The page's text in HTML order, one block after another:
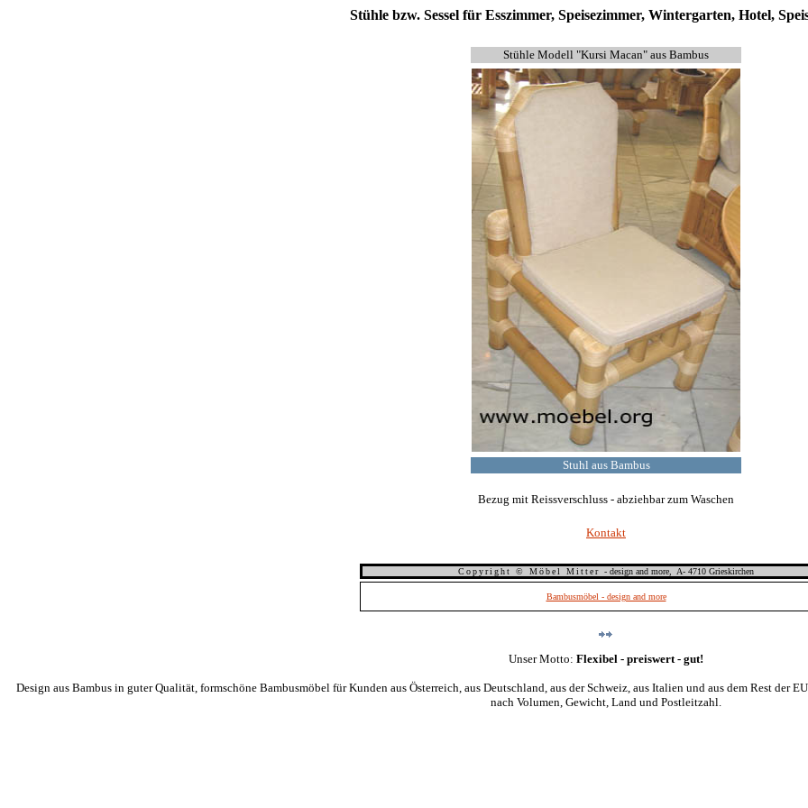
Stühle bzw. Sessel für Esszimmer, Speisezimmer, Wintergarten, Hotel,
Stühle Modell "Kursi Macan" aus Bambus
Stuhl aus Bambus
Bezug mit Reissverschluss - abziehbar zum Waschen
Kontakt
Copyright © Möbel Mitter - design and more, A- 4710 Grieskirchen
Bambusmöbel - design and more
Unser Motto: Flexibel - preiswert - gut!
Design aus Bambus in guter Qualität, formschöne Bambusmöbel für Kunden aus Österreich, aus Deutschland, aus der Schweiz, aus Italien und aus dem Rest
nach Volumen, Gewicht, Land und Postleitzahl.